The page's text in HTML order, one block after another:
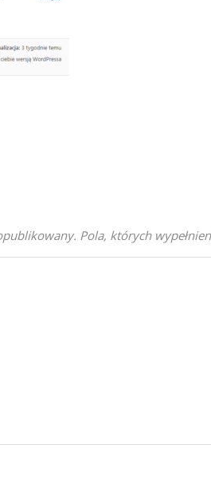
Pola, których